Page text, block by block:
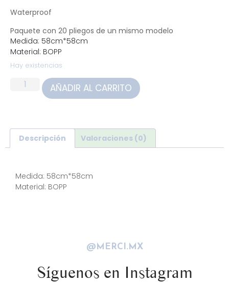
Waterproof
Paquete con 20 pliegos de un mismo modelo
Medida: 58cm*58cm
Material: BOPP
Hay existencias
AÑADIR AL CARRITO
Descripción Valoraciones (0)
Medida: 58cm*58cm
Material: BOPP
@MERCI.MX
Síguenos en Instagram